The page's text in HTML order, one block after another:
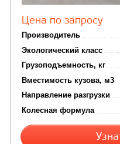
Колесная формула